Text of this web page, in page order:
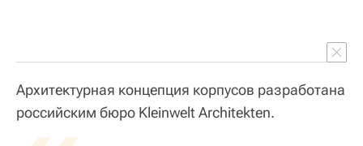
Архитектурная концепция корпусов разработана
российским бюро Kleinwelt Architekten.